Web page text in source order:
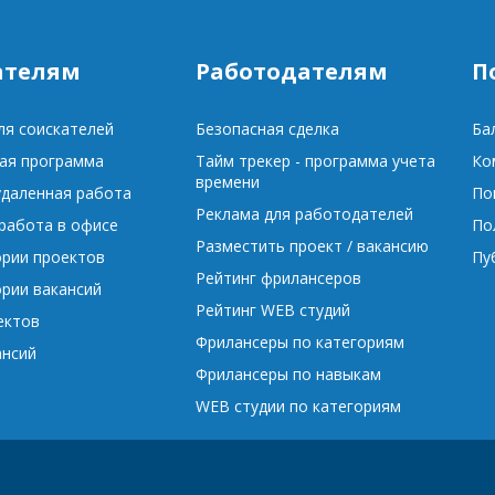
соискателей
программа
работа
в офисе
проектов
вакансий
Работодателям
Безопасная сделка
Тайм трекер - программа учета
времени
Реклама для работодателей
Разместить проект / вакансию
Рейтинг фрилансеров
Рейтинг WEB студий
Фрилансеры по категориям
Фрилансеры по навыкам
WEB студии по категориям